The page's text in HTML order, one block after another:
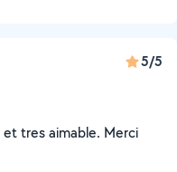
5/5
et tres aimable. Merci